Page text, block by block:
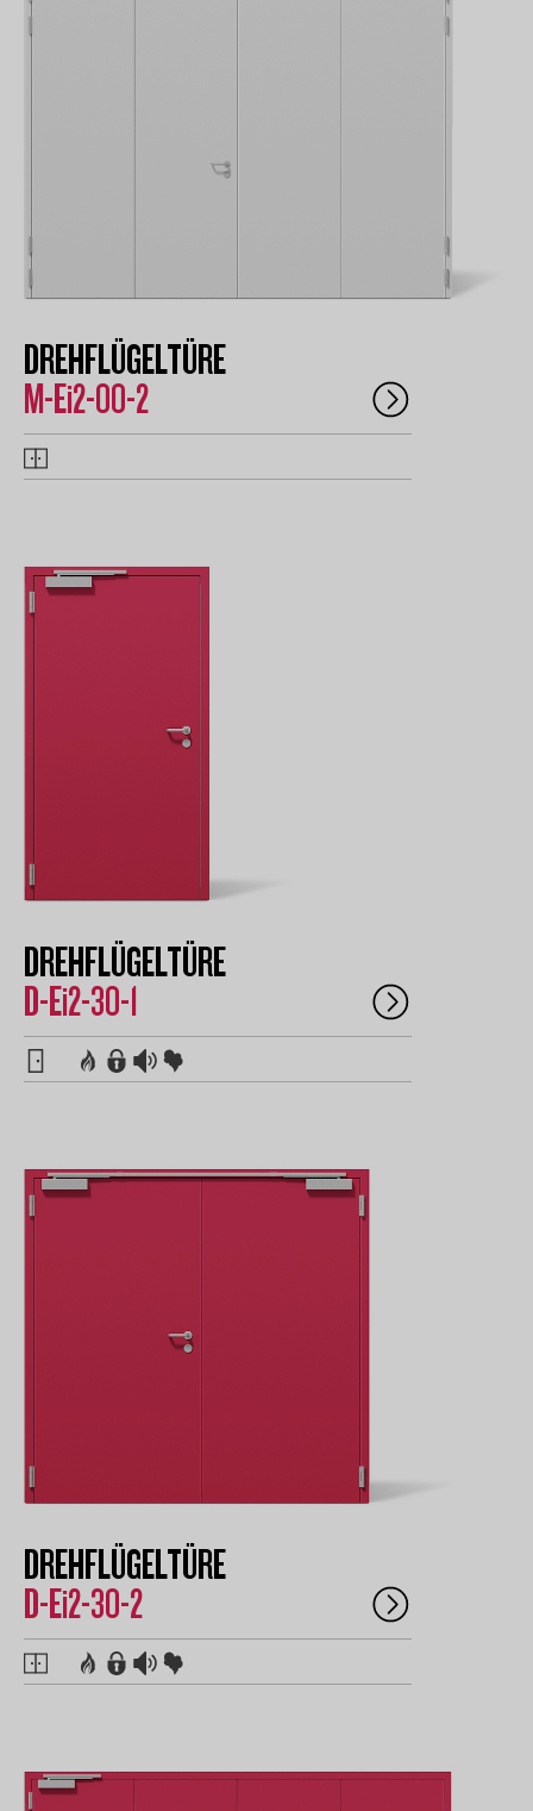
DREHFLÜGELTÜRE
M-Ei2-00-2
DREHFLÜGELTÜRE
D-Ei2-30-1
DREHFLÜGELTÜRE
D-Ei2-30-2